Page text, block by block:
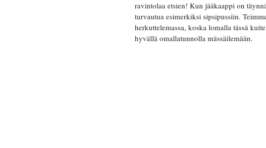
ravintolaa etsien! Kun jääkaappi on
turvautua esimerkiksi sipsipussiin.
herkuttelemassa, koska lomalla tässä
hyvällä omallatunnolla mässäilemään.